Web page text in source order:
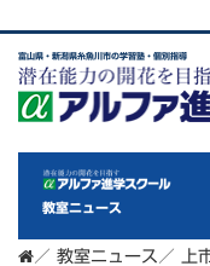
富山県・新潟県糸魚川市の学習塾・個別指導
教室ニュース
／ 教室ニュース ／ 上